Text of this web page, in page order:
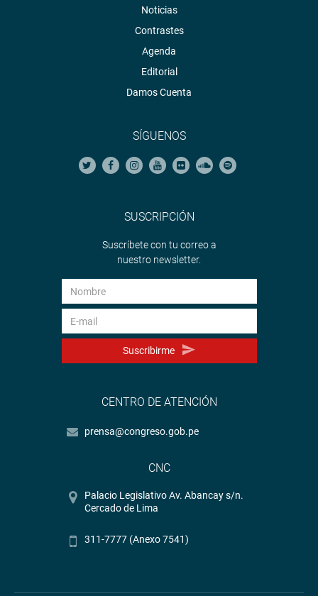
Noticias
Contrastes
Agenda
Editorial
Damos Cuenta
SÍGUENOS
SUSCRIPCIÓN
Suscríbete con tu correo a
nuestro newsletter.
Suscribirme
CENTRO DE ATENCIÓN
prensa@congreso.gob.pe
CNC
Palacio Legislativo Av. Abancay s/n.
Cercado de Lima
311-7777 (Anexo 7541)